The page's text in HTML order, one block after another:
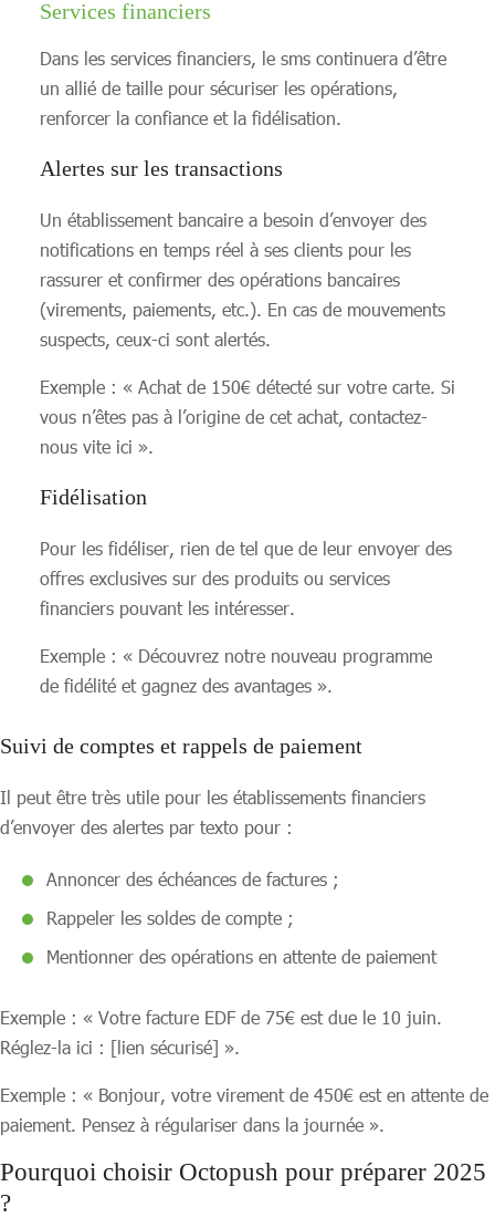
Services financiers
Dans les services financiers, le sms continuera d’être
un allié de taille pour sécuriser les opérations,
renforcer la confiance et la fidélisation.
Alertes sur les transactions
Un établissement bancaire a besoin d’envoyer des
notifications en temps réel à ses clients pour les
rassurer et confirmer des opérations bancaires
(virements, paiements, etc.). En cas de mouvements
suspects, ceux-ci sont alertés.
Exemple : « Achat de 150€ détecté sur votre carte. Si
vous n’êtes pas à l’origine de cet achat, contactez-
nous vite ici ».
Fidélisation
Pour les fidéliser, rien de tel que de leur envoyer des
offres exclusives sur des produits ou services
financiers pouvant les intéresser.
Exemple : « Découvrez notre nouveau programme
de fidélité et gagnez des avantages ».
Suivi de comptes et rappels de paiement
Il peut être très utile pour les établissements financiers
d’envoyer des alertes par texto pour :
Annoncer des échéances de factures ;
Rappeler les soldes de compte ;
Mentionner des opérations en attente de paiement
Exemple : « Votre facture EDF de 75€ est due le 10 juin.
Réglez-la ici : [lien sécurisé] ».
Exemple : « Bonjour, votre virement de 450€ est en attente de
paiement. Pensez à régulariser dans la journée ».
Pourquoi choisir Octopush pour préparer 2025
?